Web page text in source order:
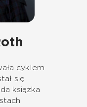
cyklem
się
książka